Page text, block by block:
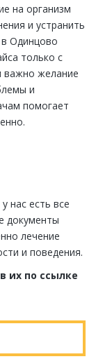
на организм
и устранить
Одинцово
только с
важно желание
и
помогает
нас есть все
документы
лечение
и поведения.
их по ссылке